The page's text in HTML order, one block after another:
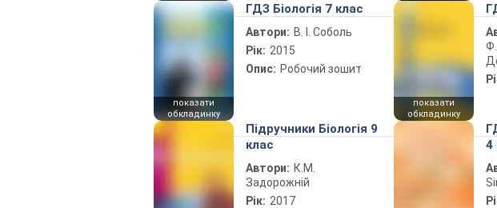
показати
обкладинку
ГДЗ Біологія 7 клас
Автори: В. І. Соболь
Рік: 2015
Опис: Робочий зошит
показати
обкладинку
Підручники Біологія 9
клас
Автори: К.М.
Задорожній
Рік: 2017
4